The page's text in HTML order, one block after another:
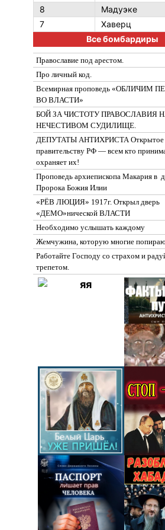
8
Мадуэке
7
Хаверц
Все бомбардиры
Православие под арестом.
Про личный код.
Всемирная проповедь «ОБЛИЧИМ
ВО ВЛАСТИ»
БОЙ ЗА ЧИСТОТУ ПРАВОСЛАВИЯ
НЕЧЕСТИВОМ СУДИЛИЩЕ.
ДЕПУТАТЫ АНТИХРИСТА Открытое
правительству РФ — всем кто
охраняет их!
Проповедь архиепископа Макария в
Пророка Божия Илии
«РЁВ ЛЮЦИЯ» 1917г. Открыл дверь
«ДЕМО»нической ВЛАСТИ
Необходимо услышать каждому
Жемчужина, которую многие
Работайте Господу со страхом и
трепетом.